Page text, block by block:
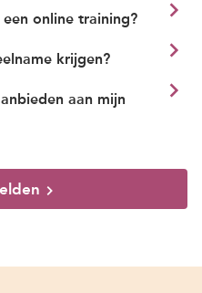
online training?
krijgen?
aan mijn